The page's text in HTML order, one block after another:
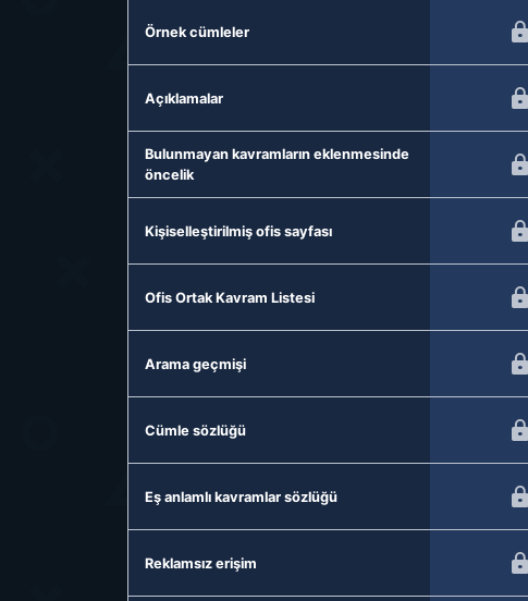
Örnek cümleler
Açıklamalar
Bulunmayan kavramların eklenmesinde
öncelik
Kişiselleştirilmiş ofis sayfası
Ofis Ortak Kavram Listesi
Arama geçmişi
Cümle sözlüğü
Eş anlamlı kavramlar sözlüğü
Reklamsız erişim